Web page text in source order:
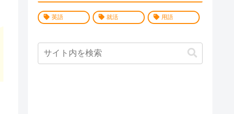
英語 就活 用語